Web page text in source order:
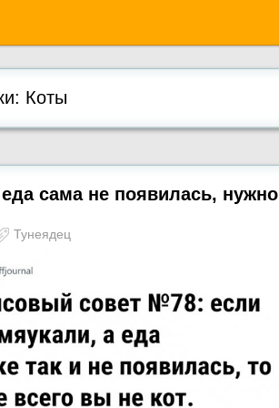
Коты
сама не появилась, нужно
Тунеядец